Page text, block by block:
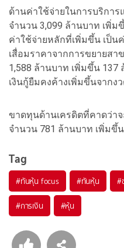
ด้านค่าใช้จ่ายในการบริกา
จำนวน 3,099 ล้านบาท เพิ่ม
ค่าใช้จ่ายหลักที่เพิ่มขึ้น เป็น
เสื่อมราคาจากการขยายส
1,588 ล้านบาท เพิ่มขึ้น 137
เงินกู้ยืมคงค้างเพิ่มขึ้นจากง
ขาดทุนด้านเครดิตที่คาดว่า
จำนวน 781 ล้านบาท เพิ่มขึ้
Tag
#ทันหุ้น focus #ทันหุ้น #
#การเงิน #หุ้น